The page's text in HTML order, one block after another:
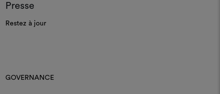
Presse
Restez à jour
GOVERNANCE